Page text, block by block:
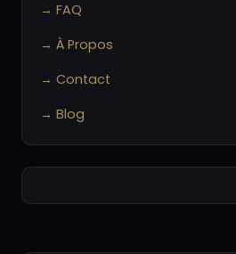
→ FAQ
→ À Propos
→ Contact
→ Blog